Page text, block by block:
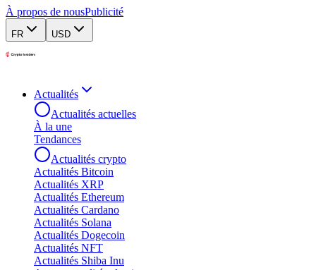
À propos de nousPublicité
FR USD
Actualités
Actualités actuelles
À la une
Tendances
Actualités crypto
Actualités Bitcoin
Actualités XRP
Actualités Ethereum
Actualités Cardano
Actualités Solana
Actualités Dogecoin
Actualités NFT
Actualités Shiba Inu